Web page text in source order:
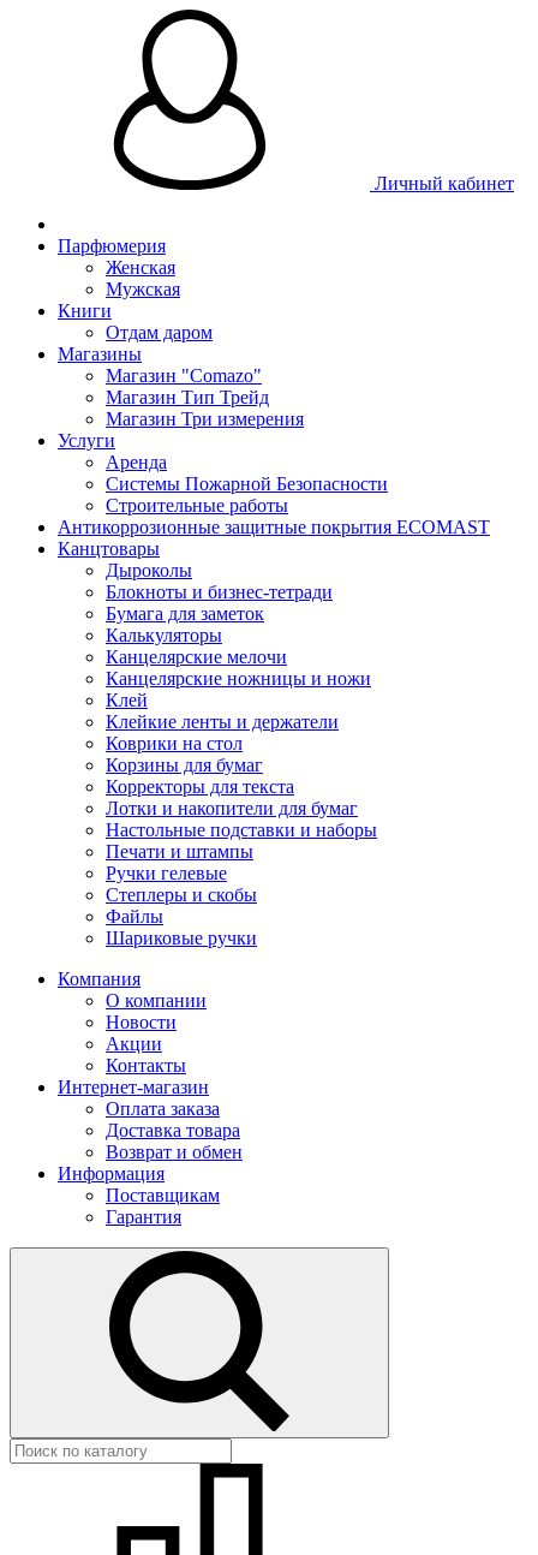
Личный кабинет
Парфюмерия
Женская
Мужская
Книги
Отдам даром
Магазины
Магазин "Comazo"
Магазин Тип Трейд
Магазин Три измерения
Услуги
Аренда
Системы Пожарной Безопасности
Строительные работы
Антикоррозионные защитные покрытия ECOMAST
Канцтовары
Дыроколы
Блокноты и бизнес-тетради
Бумага для заметок
Калькуляторы
Канцелярские мелочи
Канцелярские ножницы и ножи
Клей
Клейкие ленты и держатели
Коврики на стол
Корзины для бумаг
Корректоры для текста
Лотки и накопители для бумаг
Настольные подставки и наборы
Печати и штампы
Ручки гелевые
Степлеры и скобы
Файлы
Шариковые ручки
Компания
О компании
Новости
Акции
Контакты
Интернет-магазин
Оплата заказа
Доставка товара
Возврат и обмен
Информация
Поставщикам
Гарантия